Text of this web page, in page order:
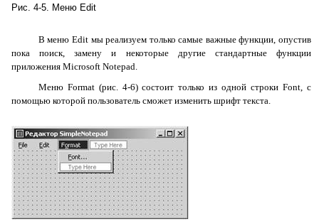
Рис. 4-5. Меню Edit
В меню Editмы реализуем только самые важные функции, опустив
пока поиск, замену и некоторые другие стандартные функции
приложения Microsoft Notepad
Меню Format(рис. 4-6) состоит только из одной строкиFont , с
помощью которой пользователь сможет изменить шрифт текста.